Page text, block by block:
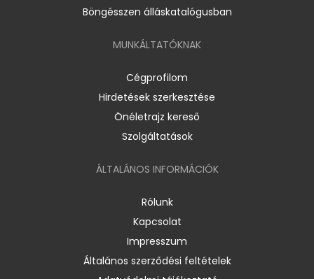
Böngésszen álláskatalógusban
MUNKÁLTATÓKNAK
Cégprofilom
Hirdetések szerkesztése
Önéletrajz kereső
Szolgáltatások
ÁLTALÁNOS INFORMÁCIÓK
Rólunk
Kapcsolat
Impresszum
Általános szerződési feltételek